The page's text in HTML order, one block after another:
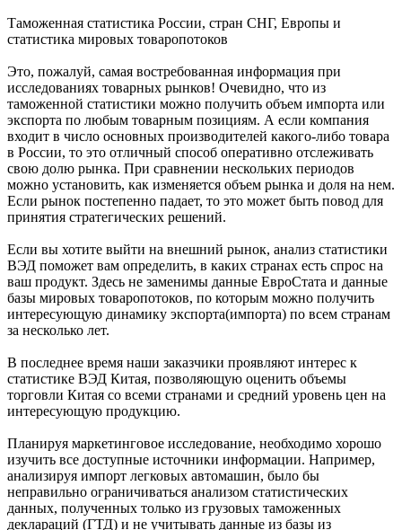
Таможенная статистика России, стран СНГ, Европы и
статистика мировых товаропотоков
Это, пожалуй, самая востребованная информация при
исследованиях товарных рынков! Очевидно, что из
таможенной статистики можно получить объем импорта или
экспорта по любым товарным позициям. А если компания
входит в число основных производителей какого-либо товара
в России, то это отличный способ оперативно отслеживать
свою долю рынка. При сравнении нескольких периодов
можно установить, как изменяется объем рынка и доля на нем.
Если рынок постепенно падает, то это может быть повод для
принятия стратегических решений.
Если вы хотите выйти на внешний рынок, анализ статистики
ВЭД поможет вам определить, в каких странах есть спрос на
ваш продукт. Здесь не заменимы данные ЕвроСтата и данные
базы мировых товаропотоков, по которым можно получить
интересующую динамику экспорта(импорта) по всем странам
за несколько лет.
В последнее время наши заказчики проявляют интерес к
статистике ВЭД Китая, позволяющую оценить объемы
торговли Китая со всеми странами и средний уровень цен на
интересующую продукцию.
Планируя маркетинговое исследование, необходимо хорошо
изучить все доступные источники информации. Например,
анализируя импорт легковых автомашин, было бы
неправильно ограничиваться анализом статистических
данных, полученных только из грузовых таможенных
деклараций (ГТД) и не учитывать данные из базы из